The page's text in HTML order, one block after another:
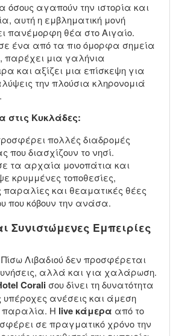
όσους αγαπούν την ιστορία και
αυτή η εμβληματική μονή
πανέμορφη θέα στο Αιγαίο.
ένα από τα πιο όμορφα σημεία
παρέχει μια γαλήνια
και αξίζει μια επίσκεψη για
την πλούσια κληρονομιά
στις Κυκλάδες:
πολλές διαδρομές
που διασχίζουν το νησί.
τα αρχαία μονοπάτια και
κρυμμένες τοποθεσίες,
παραλίες και θεαματικές θέες
που κόβουν την ανάσα.
Συνιστώμενες Εμπειρίες
Λιβαδιού δεν προσφέρεται
αλλά και για χαλάρωση.
Corali σου δίνει τη δυνατότητα
ανέσεις και άμεση
παραλία. Η live κάμερα από το
σε πραγματικό χρόνο την